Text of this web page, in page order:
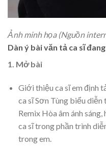
Ảnh minh họa (Nguồn
Dàn ý bài văn tả ca sĩ
1. Mở bài
Giới thiệu ca sĩ em định
ca sĩ Sơn Tùng biểu
Remix Hòa âm ánh
ca sĩ trong phần trình
trong em.